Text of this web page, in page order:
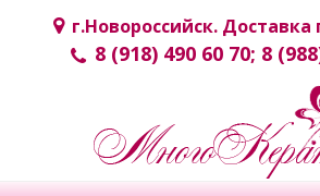
г.Новороcсийск. Доставка
8 (918) 490 60 70; 8